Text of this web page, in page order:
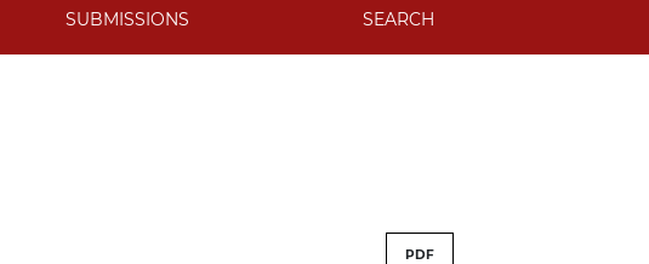
SUBMISSIONS SEARCH
PDF